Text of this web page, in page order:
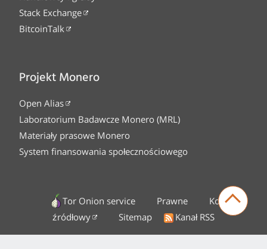
Stack Exchange
BitcoinTalk
Projekt Monero
Open Alias
Laboratorium Badawcze Monero (MRL)
Materiały prasowe Monero
System finansowania społecznościowego
Tor Onion service Prawne
Kod
źródłowy
Sitemap Kanał RSS